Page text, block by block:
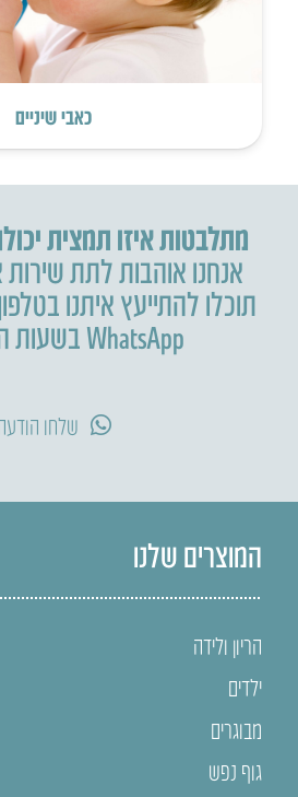
כאבי שיניים
מתלבטות איזו תמצית
אנחנו אוהבות לתת
תוכלו להתייעץ איתנו
WhatsApp בשעות הפעילות.
שלחו
המוצרים שלנו
הריון ולידה
ילדים
מבוגרים
גוף נפש